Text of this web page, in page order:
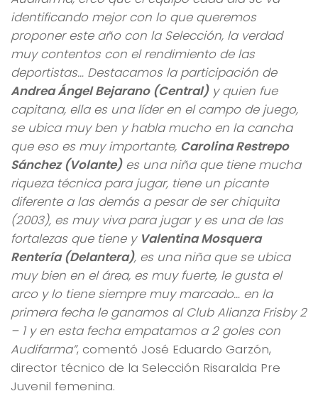
identificando mejor con lo que queremos
proponer este año con la Selección, la verdad
muy contentos con el rendimiento de las
deportistas… Destacamos la participación de
Andrea Ángel Bejarano (Central)y quien fue
capitana, ella es una líder en el campo de juego,
se ubica muy ben y habla mucho en la cancha
que eso es muy importante, Carolina Restrepo
Sánchez (Volante)es una niña que tiene mucha
riqueza técnica para jugar, tiene un picante
diferente a las demás a pesar de ser chiquita
(2003), es muy viva para jugar y es una de las
fortalezas que tiene y Valentina Mosquera
Rentería (Delantera), es una niña que se ubica
muy bien en el área, es muy fuerte, le gusta el
arco y lo tiene siempre muy marcado… en la
primera fecha le ganamos al Club Alianza Frisby 2
– 1 y en esta fecha empatamos a 2 goles con
Audifarma”, comentó José Eduardo Garzón,
director técnico de la Selección Risaralda Pre
Juvenil femenina.